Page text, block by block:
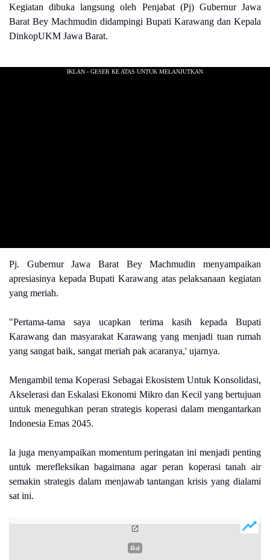
Kegiatan dibuka langsung oleh Penjabat (Pj) Gubernur Jawa
Barat Bey Machmudin didampingi Bupati Karawang dan Kepala
DinkopUKM Jawa Barat.
Pj. Gubernur Jawa Barat Bey Machmudin menyampaikan
apresiasinya kepada Bupati Karawang atas pelaksanaan kegiatan
yang meriah.
"Pertama-tama saya ucapkan terima kasih kepada Bupati
Karawang dan masyarakat Karawang yang menjadi tuan rumah
yang sangat baik, sangat meriah pak acaranya,' ujarnya.
Mengambil tema Koperasi Sebagai Ekosistem Untuk Konsolidasi,
Akselerasi dan Eskalasi Ekonomi Mikro dan Kecil yang bertujuan
untuk meneguhkan peran strategis koperasi dalam mengantarkan
Indonesia Emas 2045.
la juga menyampaikan momentum peringatan ini menjadi penting
untuk merefleksikan bagaimana agar peran koperasi tanah air
semakin strategis dalam menjawab tantangan krisis yang dialami
sat ini.